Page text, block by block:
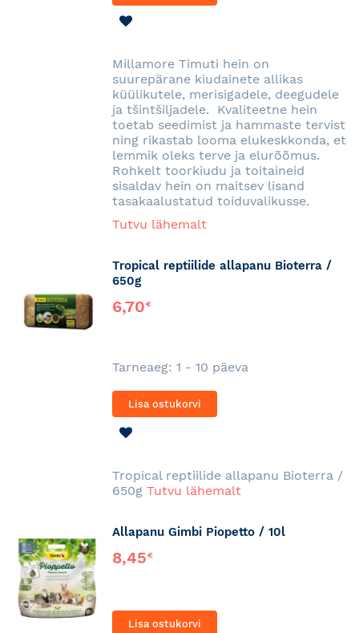
Millamore Timuti hein on
suurepärane kiudainete allikas
küülikutele, merisigadele, deegudele
ja tšintšiljadele. Kvaliteetne hein
toetab seedimist ja hammaste tervist
ning rikastab looma elukeskkonda, et
lemmik oleks terve ja elurõõmus.
Rohkelt toorkiudu ja toitaineid
sisaldav hein on maitsev lisand
tasakaalustatud toiduvalikusse.
Tutvu lähemalt
Tropical reptiilide allapanu Bioterra /
650g
6,70€
Tarneaeg: 1 - 10 päeva
Lisa ostukorvi
Tropical reptiilide allapanu Bioterra /
650g Tutvu lähemalt
Allapanu Gimbi Piopetto / 10l
8,45€
Lisa ostukorvi